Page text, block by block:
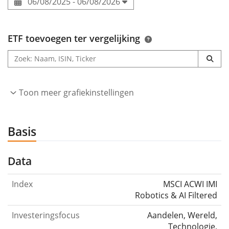
ETF toevoegen ter vergelijking
Toon meer grafiekinstellingen
Basis
Data
Index
MSCI ACWI IMI
Robotics & AI Filtered
Investeringsfocus
Aandelen, Wereld,
Technologie,